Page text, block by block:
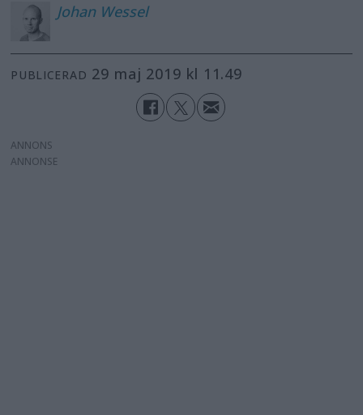
Johan Wessel
PUBLICERAD 29 maj 2019 kl 11.49
ANNONS